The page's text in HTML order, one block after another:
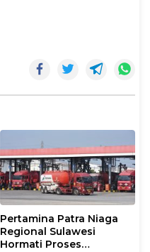
Pertamina Patra Niaga
Regional Sulawesi
Hormati Proses